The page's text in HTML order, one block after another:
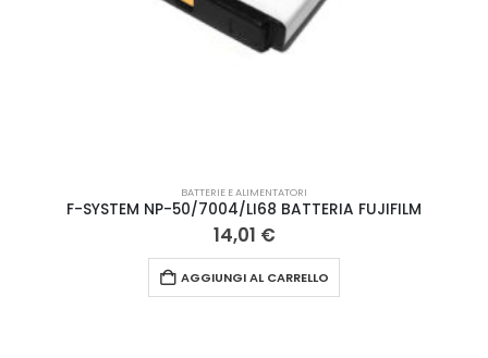
BATTERIE E ALIMENTATORI
F-SYSTEM NP-50/7004/LI68 BATTERIA FUJIFILM
14,01 €
AGGIUNGI AL CARRELLO